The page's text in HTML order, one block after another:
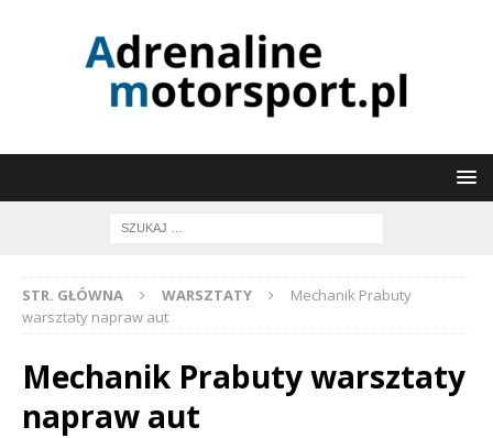
STR. GŁÓWNA WARSZTATY
Mechanik Prabuty
warsztaty napraw aut
Mechanik Prabuty warsztaty
napraw aut